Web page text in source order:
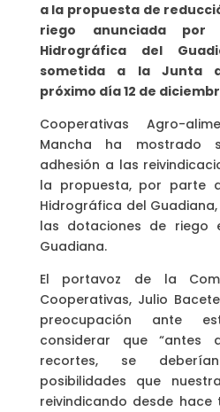
a la propuesta de
riego anunciada por
Hidrográfica del
sometida a la Junta
próximo día 12 de
Cooperativas Agro-
Mancha ha mostrado
adhesión a las
la propuesta, por parte
Hidrográfica del Guadiana,
las dotaciones de riego
Guadiana.
El portavoz de la
Cooperativas, Julio
preocupación ante
considerar que
recortes, se
posibilidades que
reivindicando desde hace